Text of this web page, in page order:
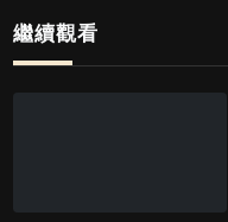
繼續觀看